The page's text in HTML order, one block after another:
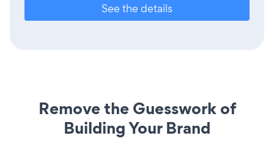
See the details
Remove the Guesswork of
Building Your Brand